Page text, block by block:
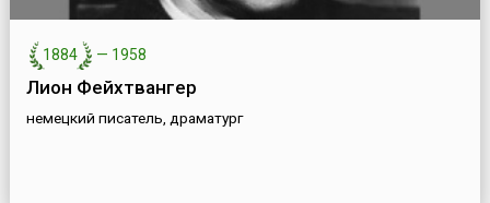
1884 — 1958
Лион Фейхтвангер
немецкий писатель, драматург